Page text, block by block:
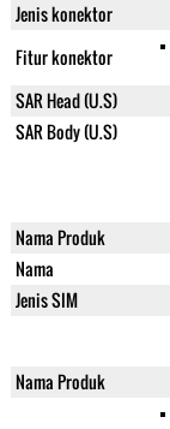
Jenis konektor
Fitur konektor
SAR Head (U.S)
SAR Body (U.S)
Nama Produk
Nama
Jenis SIM
Nama Produk